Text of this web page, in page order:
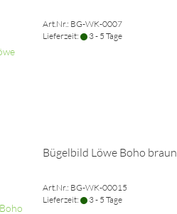
Art.Nr.: BG-WK-0007
Lieferzeit:
3 - 5 Tage
Bügelbild Löwe Boho braun
Art.Nr.: BG-WK-00015
Lieferzeit:
3 - 5 Tage